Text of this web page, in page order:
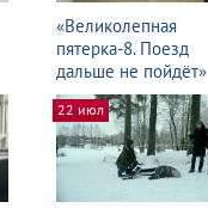
«Великолепная
пятерка-8. Поезд
дальше не пойдёт»
22 июл